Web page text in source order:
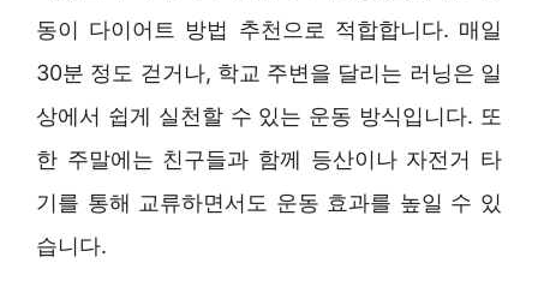
동이 다이어트 방법 추천으로 적합합니다. 매일
30분 정도 걷거나, 학교 주변을 달리는 러닝은 일
상에서 쉽게 실천할 수 있는 운동 방식입니다. 또
한 주말에는 친구들과 함께 등산이나 자전거 타
기를 통해 교류하면서도 운동 효과를 높일 수 있
습니다.